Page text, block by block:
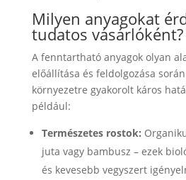
Milyen anyagokat
tudatos vásárlóként?
A fenntartható anyagok olyan
előállítása és feldolgozása
környezetre gyakorolt káros
például:
Természetes rostok:
juta vagy bambusz – ezek
és kevesebb vegyszert